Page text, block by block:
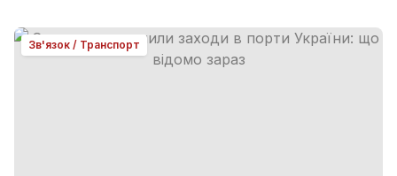
Зв'язок / Транспорт